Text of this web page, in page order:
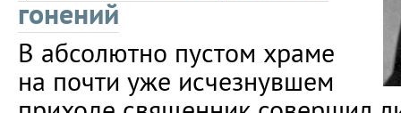
гонений
В абсолютно пустом храме
на почти уже исчезнувшем